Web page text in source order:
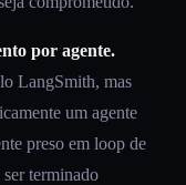
por agente.
LangSmith, mas
um agente
preso em loop de
terminado